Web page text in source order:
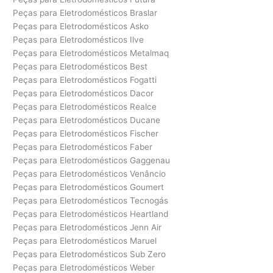
Peças para Eletrodomésticos Braslar
Peças para Eletrodomésticos Asko
Peças para Eletrodomésticos Ilve
Peças para Eletrodomésticos Metalmaq
Peças para Eletrodomésticos Best
Peças para Eletrodomésticos Fogatti
Peças para Eletrodomésticos Dacor
Peças para Eletrodomésticos Realce
Peças para Eletrodomésticos Ducane
Peças para Eletrodomésticos Fischer
Peças para Eletrodomésticos Faber
Peças para Eletrodomésticos Gaggenau
Peças para Eletrodomésticos Venâncio
Peças para Eletrodomésticos Goumert
Peças para Eletrodomésticos Tecnogás
Peças para Eletrodomésticos Heartland
Peças para Eletrodomésticos Jenn Air
Peças para Eletrodomésticos Maruel
Peças para Eletrodomésticos Sub Zero
Peças para Eletrodomésticos Weber